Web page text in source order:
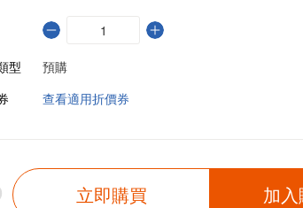
型
預購
查看適用折價券
立即購買 加